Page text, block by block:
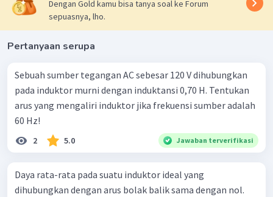
Dengan Gold kamu bisa tanya soal ke Forum
sepuasnya, lho.
Pertanyaan serupa
Sebuah sumber tegangan AC sebesar 120 V dihubungkan
pada induktor murni dengan induktansi 0,70 H. Tentukan
arus yang mengaliri induktor jika frekuensi sumber adalah
60 Hz!
2 5.0 Jawaban terverifikasi
Daya rata-rata pada suatu induktor ideal yang
dihubungkan dengan arus bolak balik sama dengan nol.